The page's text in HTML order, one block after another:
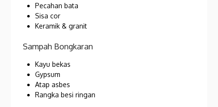
Pecahan bata
Sisa cor
Keramik & granit
Sampah Bongkaran
Kayu bekas
Gypsum
Atap asbes
Rangka besi ringan